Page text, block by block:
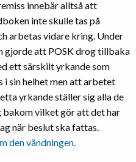
innebär alltså att
inte skulle tas på
arbetas vidare kring. Under
gjorde att POSK drog tillbaka
ett särskilt yrkande som
sin helhet men att arbetet
yrkande ställer sig alla de
bakom vilket gör att det har
när beslut ska fattas.
den vändningen.